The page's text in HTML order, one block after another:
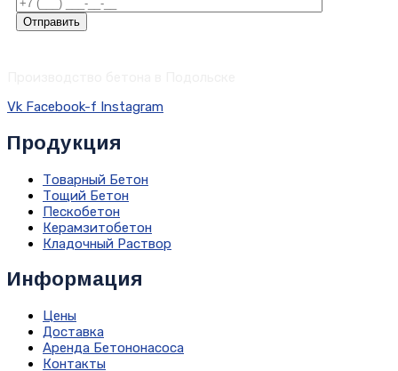
Отправить
Vk Facebook-f Instagram
Продукция
Товарный Бетон
Тощий Бетон
Пескобетон
Керамзитобетон
Кладочный Раствор
Информация
Цены
Доставка
Аренда Бетононасоса
Контакты